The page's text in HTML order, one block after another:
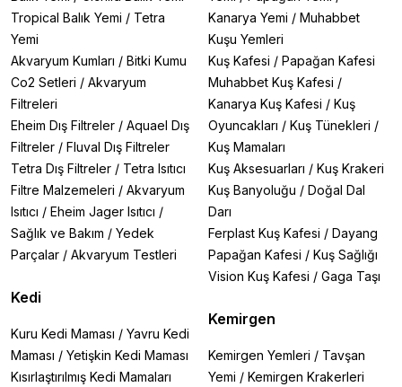
Tropical Balık Yemi / Tetra
Yemi
Akvaryum Kumları / Bitki Kumu
Co2 Setleri / Akvaryum
Filtreleri
Eheim Dış Filtreler / Aquael Dış
Filtreler / Fluval Dış Filtreler
Tetra Dış Filtreler / Tetra Isıtıcı
Filtre Malzemeleri / Akvaryum
Isıtıcı / Eheim Jager Isıtıcı /
Sağlık ve Bakım / Yedek
Parçalar / Akvaryum Testleri
Kedi
Kuru Kedi Maması / Yavru Kedi
Maması / Yetişkin Kedi Maması
Kısırlaştırılmış Kedi Mamaları
Kanarya Yemi / Muhabbet
Kuşu Yemleri
Kuş Kafesi / Papağan Kafesi
Muhabbet Kuş Kafesi /
Kanarya Kuş Kafesi / Kuş
Oyuncakları / Kuş Tünekleri /
Kuş Mamaları
Kuş Aksesuarları / Kuş Krakeri
Kuş Banyoluğu / Doğal Dal
Darı
Ferplast Kuş Kafesi / Dayang
Papağan Kafesi / Kuş Sağlığı
Vision Kuş Kafesi / Gaga Taşı
Kemirgen
Kemirgen Yemleri / Tavşan
Yemi / Kemirgen Krakerleri